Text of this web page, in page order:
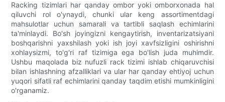
Racking tizimlari har qanday ombor yoki omborxonada hal
qiluvchi rol o'ynaydi, chunki ular keng assortimentdagi
mahsulotlar uchun samarali va tartibli saqlash echimlarini
ta'minlaydi. Bo'sh joyingizni kengaytirish, inventarizatsiyani
boshqarishni yaxshilash yoki ish joyi xavfsizligini oshirishni
xohlaysizmi, to'g'ri raf tizimiga ega bo'lish juda muhimdir.
Ushbu maqolada biz nufuzli rack tizimi ishlab chiqaruvchisi
bilan ishlashning afzalliklari va ular har qanday ehtiyoj uchun
yuqori sifatli raf echimlarini qanday taqdim etishi mumkinligini
o'rganamiz.